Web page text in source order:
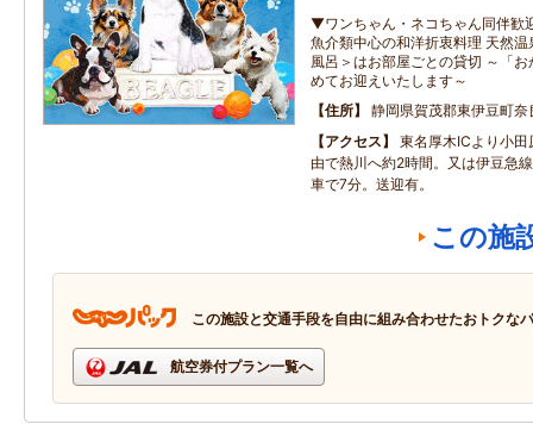
▼ワンちゃん・ネコちゃん同伴歓
魚介類中心の和洋折衷料理 天然
風呂＞はお部屋ごとの貸切 ～「
めてお迎えいたします～
住所
静岡県賀茂郡東伊豆町奈
アクセス
東名厚木ICより小
由で熱川へ約2時間。又は伊豆急
車で7分。送迎有。
この施
この施設と交通手段を自由に組み合わせたおトクな
航空券付プラン一覧へ